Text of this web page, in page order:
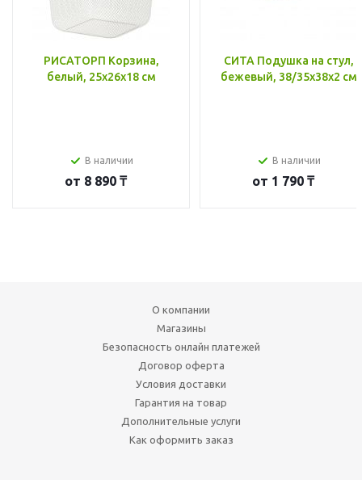
РИСАТОРП Корзина,
белый, 25x26x18 см
В наличии
от 8 890 ₸
СИТА Подушка на стул,
бежевый, 38/35x38x2 см
В наличии
от 1 790 ₸
О компании
Магазины
Безопасность онлайн платежей
Договор оферта
Условия доставки
Гарантия на товар
Дополнительные услуги
Как оформить заказ